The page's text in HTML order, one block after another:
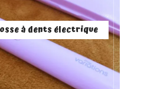
à dents électrique